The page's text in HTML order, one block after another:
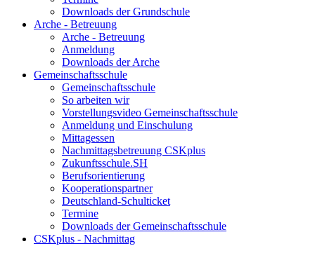
Downloads der Grundschule
Arche - Betreuung
Arche - Betreuung
Anmeldung
Downloads der Arche
Gemeinschaftsschule
Gemeinschaftsschule
So arbeiten wir
Vorstellungsvideo Gemeinschaftsschule
Anmeldung und Einschulung
Mittagessen
Nachmittagsbetreuung CSKplus
Zukunftsschule.SH
Berufsorientierung
Kooperationspartner
Deutschland-Schulticket
Termine
Downloads der Gemeinschaftsschule
CSKplus - Nachmittag